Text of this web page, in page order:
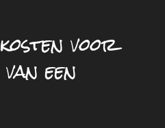
voor
een